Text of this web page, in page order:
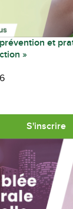
et
»
S'inscrire